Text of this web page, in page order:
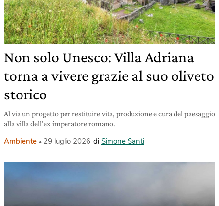
Non solo Unesco: Villa Adriana
torna a vivere grazie al suo oliveto
storico
Al via un progetto per restituire vita, produzione e cura del paesaggio
alla villa dell’ex imperatore romano.
Ambiente 29 luglio 2026 di Simone Santi